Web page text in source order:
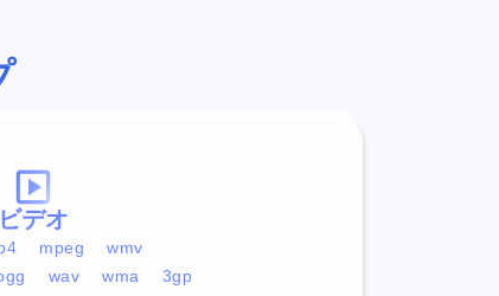
ビデオ
mpeg
wmv
wav wma 3gp